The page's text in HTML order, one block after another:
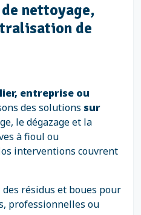
nettoyage,
de
entreprise ou
des solutions sur
le dégazage et la
à fioul ou
interventions couvrent
des résidus et boues pour
professionnelles ou